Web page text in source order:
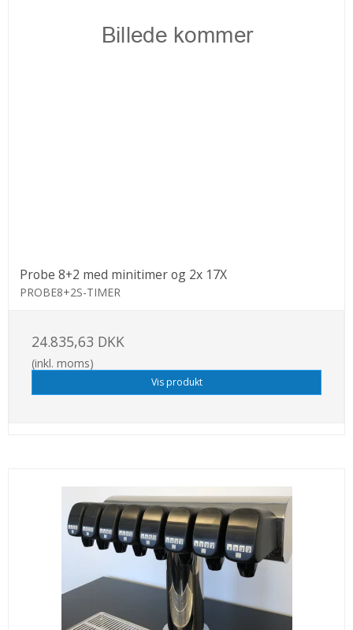
Probe 8+2 med minitimer og 2x 17X
PROBE8+2S-TIMER
24.835,63 DKK
(inkl. moms)
Vis produkt